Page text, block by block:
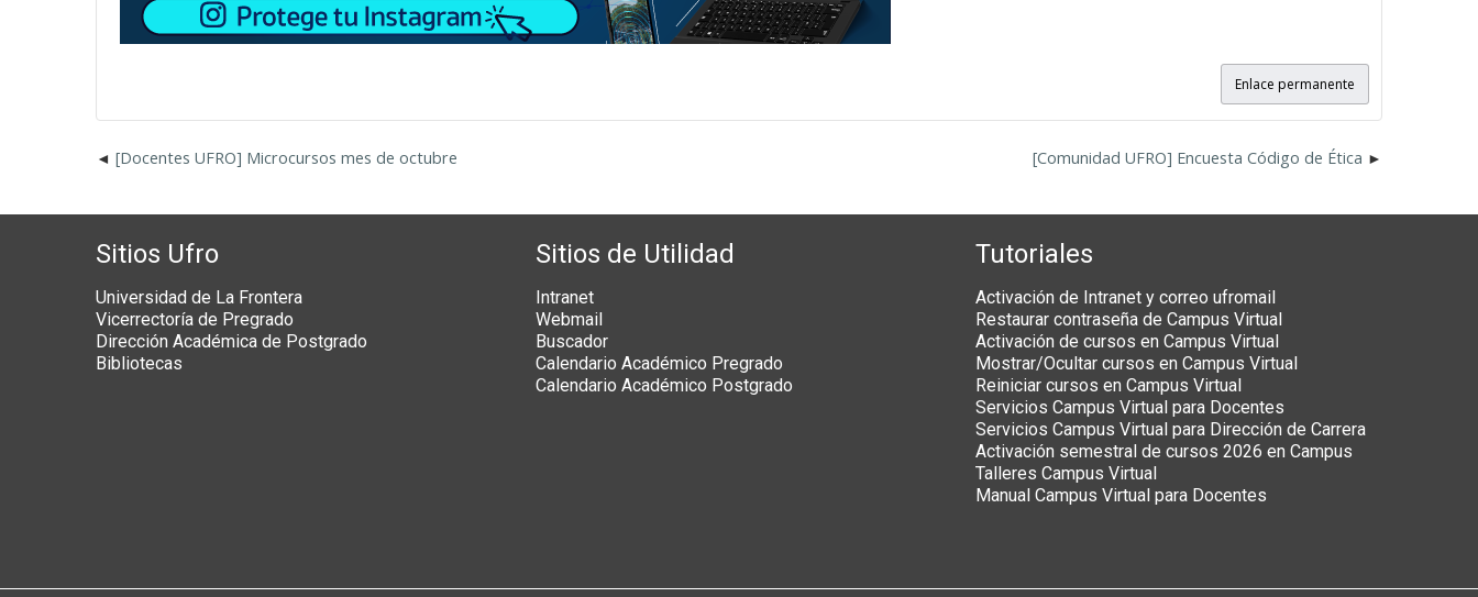
Enlace permanente
[Docentes UFRO] Microcursos mes de octubre [Comunidad UFRO] Encuesta Código de Ética
Sitios Ufro
Universidad de La Frontera
Vicerrectoría de Pregrado
Dirección Académica de Postgrado
Bibliotecas
Sitios de Utilidad
Intranet
Webmail
Buscador
Calendario Académico Pregrado
Calendario Académico Postgrado
Tutoriales
Activación de Intranet y correo ufromail
Restaurar contraseña de Campus Virtual
Activación de cursos en Campus Virtual
Mostrar/Ocultar cursos en Campus Virtual
Reiniciar cursos en Campus Virtual
Servicios Campus Virtual para Docentes
Servicios Campus Virtual para Dirección de Carrera
Activación semestral de cursos 2026 en Campus
Talleres Campus Virtual
Manual Campus Virtual para Docentes